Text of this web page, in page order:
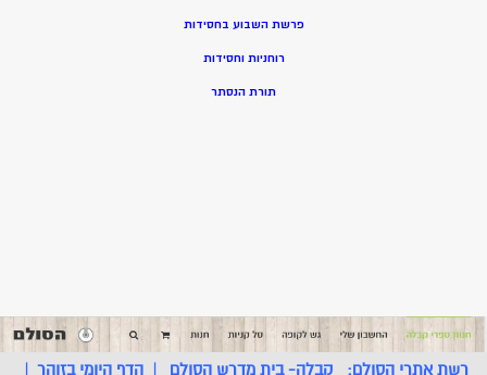
פרשת השבוע בחסידות
רוחניות וחסידות
תורת הנסתר
רשת אתרי הסולם: קבלה- בית מדרש הסולם |הדף היומי בזוהר |